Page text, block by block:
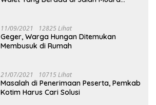
11/09/2021 12825 Lihat
Geger, Warga Hungan Ditemukan
Membusuk di Rumah
21/07/2021 10715 Lihat
Masalah di Penerimaan Peserta, Pemkab
Kotim Harus Cari Solusi